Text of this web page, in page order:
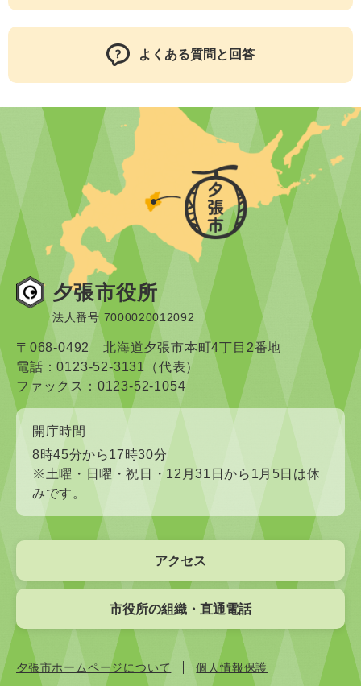
よくある質問と回答
夕張市役所
法人番号 7000020012092
〒068-0492 北海道夕張市本町4丁目2番地
電話：0123-52-3131（代表）
ファックス：0123-52-1054
開庁時間
8時45分から17時30分
※土曜・日曜・祝日・12月31日から1月5日は休
みです。
アクセス
市役所の組織・直通電話
夕張市ホームページについて 個人情報保護